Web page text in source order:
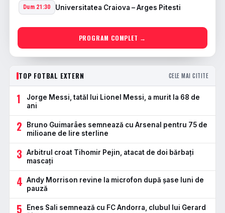
Dum 21:30 Universitatea Craiova – Arges Pitesti
PROGRAM COMPLET →
TOP FOTBAL EXTERN CELE MAI CITITE
1
Jorge Messi, tatăl lui Lionel Messi, a murit la 68 de
ani
2
Bruno Guimarães semnează cu Arsenal pentru 75 de
milioane de lire sterline
3
Arbitrul croat Tihomir Pejin, atacat de doi bărbați
mascați
4 Andy Morrison revine la microfon după șase luni de
pauză
5
Enes Sali semnează cu FC Andorra, clubul lui Gerard